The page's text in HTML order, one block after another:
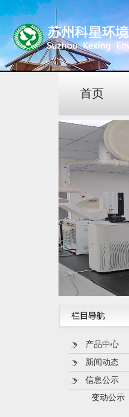
首页
产品中心
新闻动态
信息公示
变动公示